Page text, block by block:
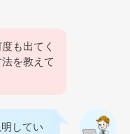
も出てく
を教えて
してい